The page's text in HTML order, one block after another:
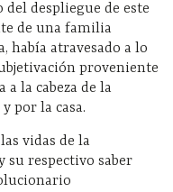
despliegue de este
de una familia
había atravesado a lo
proveniente
a la cabeza de la
por la casa.
vidas de la
su respectivo saber